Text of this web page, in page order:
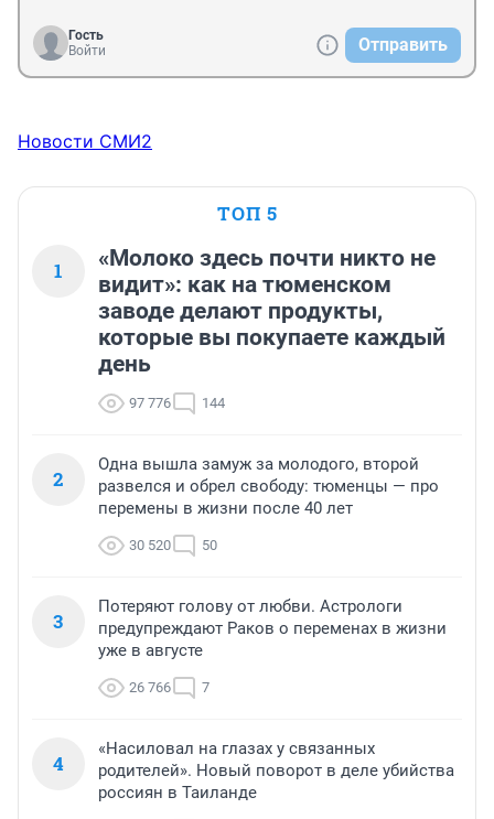
Гость
Войти
Отправить
Новости СМИ2
ТОП 5
1
«Молоко здесь почти никто не
видит»: как на тюменском
заводе делают продукты,
которые вы покупаете каждый
день
97 776 144
2
Одна вышла замуж за молодого, второй
развелся и обрел свободу: тюменцы — про
перемены в жизни после 40 лет
30 520 50
3
Потеряют голову от любви. Астрологи
предупреждают Раков о переменах в жизни
уже в августе
26 766 7
4
«Насиловал на глазах у связанных
родителей». Новый поворот в деле убийства
россиян в Таиланде